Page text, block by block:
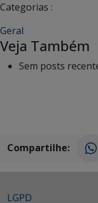
Categorias :
Geral
Veja Também
Sem posts
Compartilhe:
LGPD